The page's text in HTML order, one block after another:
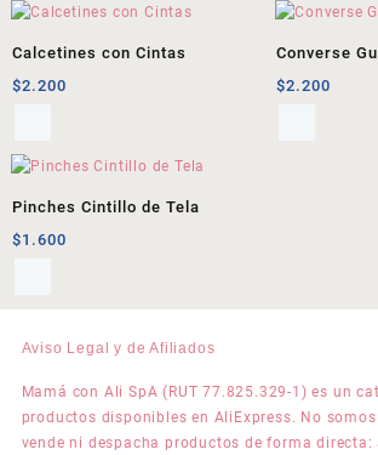
Calcetines con Cintas
$2.200
Converse
$2.200
Pinches Cintillo de Tela
$1.600
Aviso Legal y de Afiliados
Mamá con Ali SpA (RUT 77.825.329-1) es un
productos disponibles en AliExpress. No
vende ni despacha productos de forma directa: